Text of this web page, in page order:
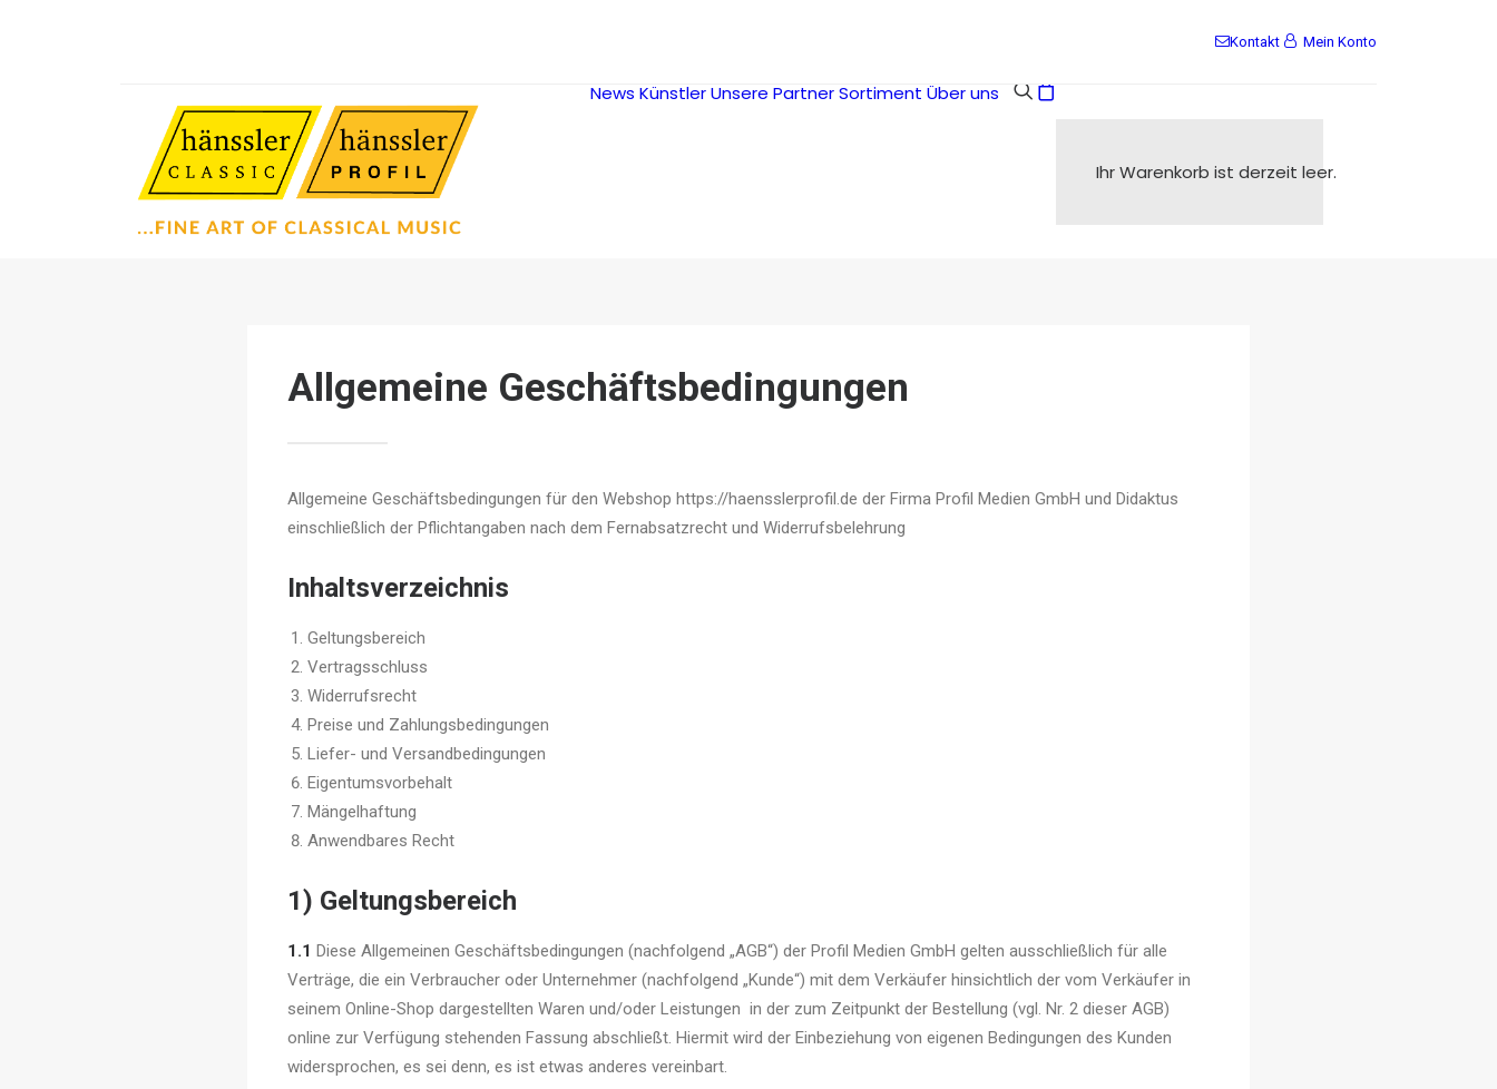
Kontakt Mein Konto
News KünstlerUnsere PartnerSortiment Über uns
Ihr Warenkorb ist derzeit leer.
Allgemeine Geschäftsbedingungen
Allgemeine Geschäftsbedingungen für den Webshop https://haensslerprofil.de der Firma Profil Medien GmbH und Didaktus
einschließlich der Pflichtangaben nach dem Fernabsatzrecht und Widerrufsbelehrung
Inhaltsverzeichnis
Geltungsbereich
Vertragsschluss
Widerrufsrecht
Preise und Zahlungsbedingungen
Liefer- und Versandbedingungen
Eigentumsvorbehalt
Mängelhaftung
Anwendbares Recht
1) Geltungsbereich
1.1 Diese Allgemeinen Geschäftsbedingungen (nachfolgend „AGB“) der Profil Medien GmbH gelten ausschließlich für alle
Verträge, die ein Verbraucher oder Unternehmer (nachfolgend „Kunde“) mit dem Verkäufer hinsichtlich der vom Verkäufer in
seinem Online-Shop dargestellten Waren und/oder Leistungen in der zum Zeitpunkt der Bestellung (vgl. Nr. 2 dieser AGB)
online zur Verfügung stehenden Fassung abschließt. Hiermit wird der Einbeziehung von eigenen Bedingungen des Kunden
widersprochen, es sei denn, es ist etwas anderes vereinbart.